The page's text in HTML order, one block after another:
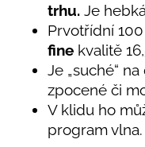
trhu. Je
Prvotřídní
fine kvalitě
Je „suché“
zpocené či
V klidu ho
program vlna.